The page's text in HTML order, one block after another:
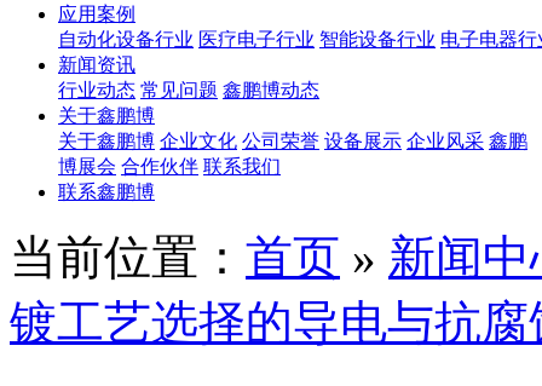
应用案例
自动化设备行业 医疗电子行业 智能设备行业 电子电器行
新闻资讯
行业动态 常见问题 鑫鹏博动态
关于鑫鹏博
关于鑫鹏博 企业文化 公司荣誉 设备展示 企业风采 鑫鹏
博展会 合作伙伴 联系我们
联系鑫鹏博
当前位置： 首页 » 新闻中
镀工艺选择的导电与抗